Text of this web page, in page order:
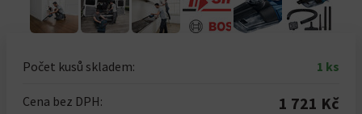
Počet kusů skladem: 1 ks
Cena bez DPH: 1 721 Kč